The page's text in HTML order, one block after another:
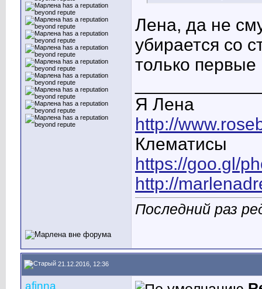
Лена, да не
убирается со
только первые
Я Лена
http://
Клематисы
https://goo.gl/
http://
Последний раз
21.12.2016, 12:36
afinna